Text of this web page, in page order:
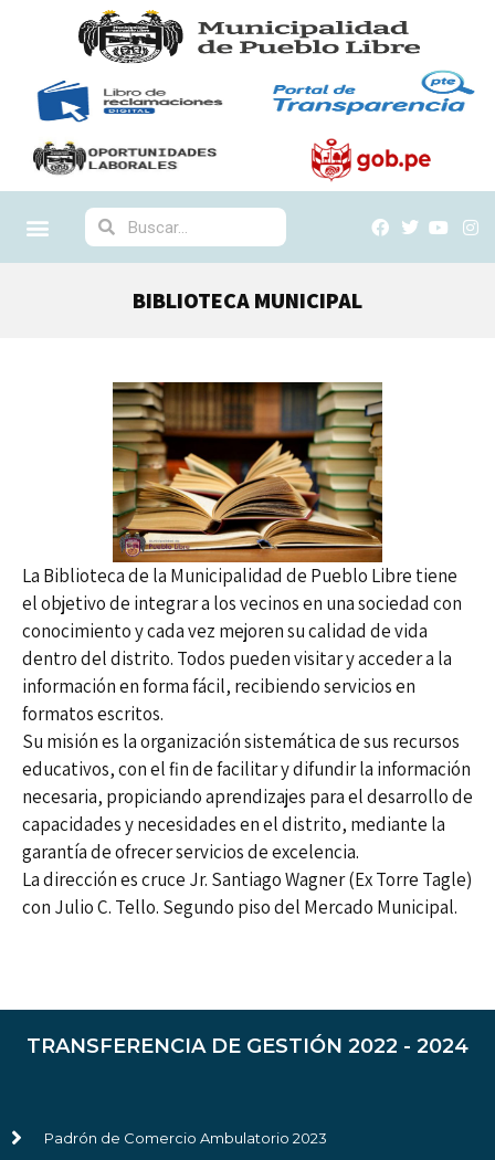
BIBLIOTECA MUNICIPAL
La Biblioteca de la Municipalidad de Pueblo Libre tiene
el objetivo de integrar a los vecinos en una sociedad con
conocimiento y cada vez mejoren su calidad de vida
dentro del distrito. Todos pueden visitar y acceder a la
información en forma fácil, recibiendo servicios en
formatos escritos.
Su misión es la organización sistemática de sus recursos
educativos, con el fin de facilitar y difundir la información
necesaria, propiciando aprendizajes para el desarrollo de
capacidades y necesidades en el distrito, mediante la
garantía de ofrecer servicios de excelencia.
La dirección es cruce Jr. Santiago Wagner (Ex Torre Tagle)
con Julio C. Tello. Segundo piso del Mercado Municipal.
TRANSFERENCIA DE GESTIÓN 2022 - 2024
Padrón de Comercio Ambulatorio 2023